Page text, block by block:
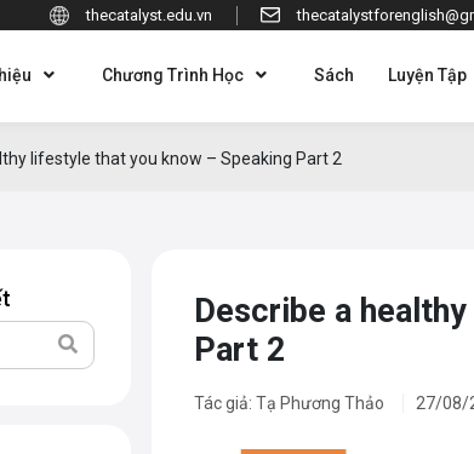
thecatalyst.edu.vn
Chương Trình Học Sách Luyện Tập
lifestyle that you know – Speaking Part 2
Describe a
Part 2
Tác giả: Tạ Phương Thảo 27/08/